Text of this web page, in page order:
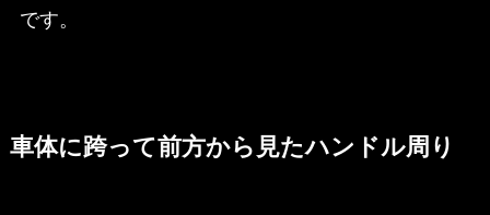
です。
車体に跨って前方から見たハンドル周り